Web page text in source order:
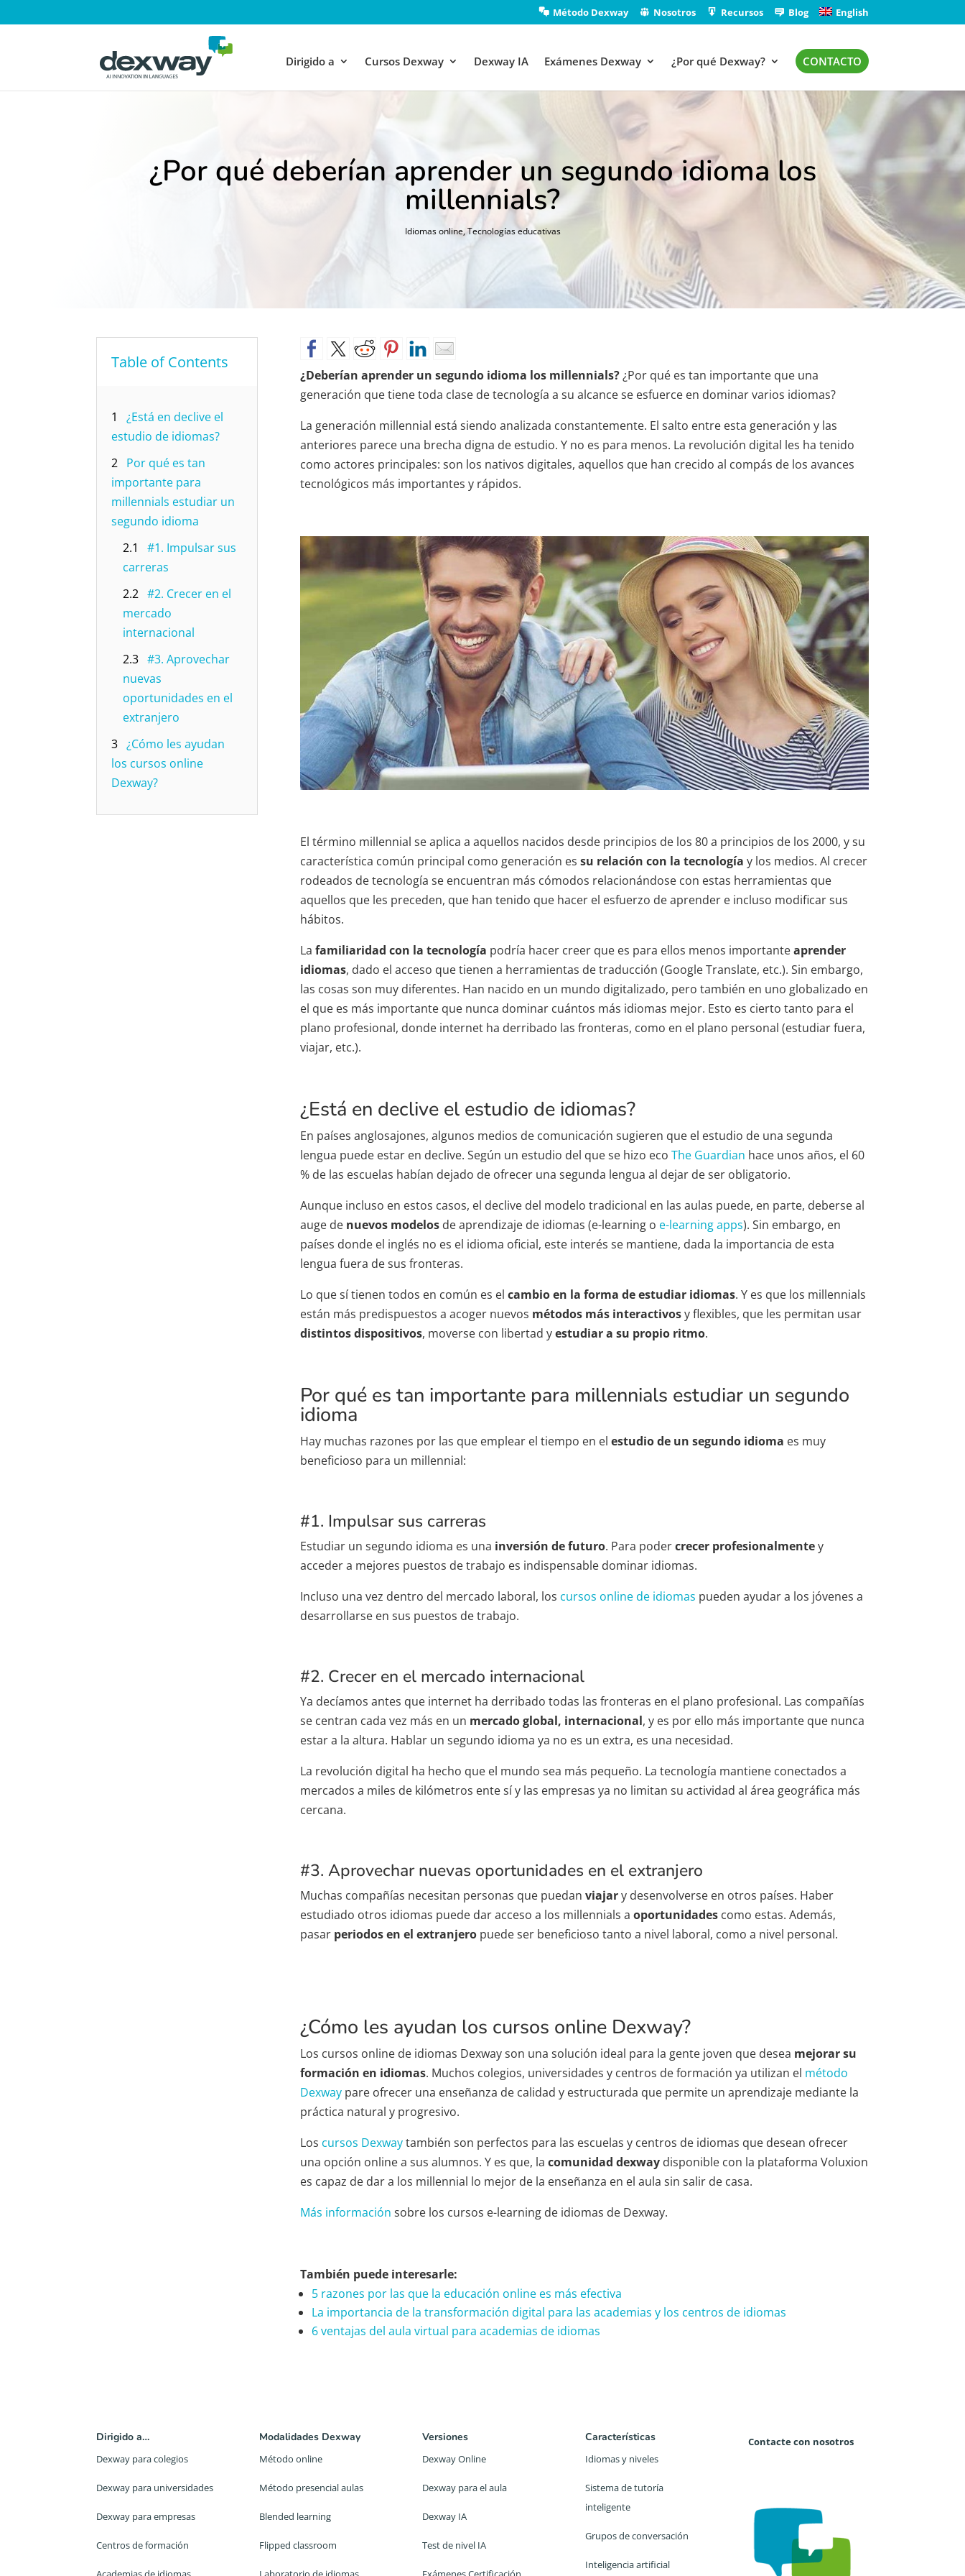
Método Dexway Nosotros Recursos Blog English
Dirigido a Cursos Dexway Dexway IA Exámenes Dexway ¿Por qué Dexway? CONTACTO
¿Por qué deberían aprender un segundo idioma los
millennials?
Idiomas online,Tecnologías educativas
Table of Contents
1
¿Está en declive el
estudio de idiomas?
2 Por qué es tan
importante para
millennials estudiar un
segundo idioma
2.1
#1. Impulsar sus
carreras
2.2 #2. Crecer en el
mercado
internacional
2.3 #3. Aprovechar
nuevas
oportunidades en el
extranjero
3 ¿Cómo les ayudan
los cursos online
Dexway?
¿Deberían aprender un segundo idioma los millennials?¿Por qué es tan importante que una
generación que tiene toda clase de tecnología a su alcance se esfuerce en dominar varios idiomas?
La generación millennial está siendo analizada constantemente. El salto entre esta generación y las
anteriores parece una brecha digna de estudio. Y no es para menos. La revolución digital les ha tenido
como actores principales: son los nativos digitales, aquellos que han crecido al compás de los avances
tecnológicos más importantes y rápidos.
El término millennial se aplica a aquellos nacidos desde principios de los 80 a principios de los 2000, y su
característica común principal como generación es su relación con la tecnología y los medios. Al crecer
rodeados de tecnología se encuentran más cómodos relacionándose con estas herramientas que
aquellos que les preceden, que han tenido que hacer el esfuerzo de aprender e incluso modificar sus
hábitos.
La familiaridad con la tecnología podría hacer creer que es para ellos menos importanteaprender
idiomas, dado el acceso que tienen a herramientas de traducción (Google Translate, etc.). Sin embargo,
las cosas son muy diferentes. Han nacido en un mundo digitalizado, pero también en uno globalizado en
el que es más importante que nunca dominar cuántos más idiomas mejor. Esto es cierto tanto para el
plano profesional, donde internet ha derribado las fronteras, como en el plano personal (estudiar fuera,
viajar, etc.).
¿Está en declive el estudio de idiomas?
En países anglosajones, algunos medios de comunicación sugieren que el estudio de una segunda
lengua puede estar en declive. Según un estudio del que se hizo eco The Guardian hace unos años, el 60
% de las escuelas habían dejado de ofrecer una segunda lengua al dejar de ser obligatorio.
Aunque incluso en estos casos, el declive del modelo tradicional en las aulas puede, en parte, deberse al
auge de nuevos modelosde aprendizaje de idiomas (e-learning o e-learning apps). Sin embargo, en
países donde el inglés no es el idioma oficial, este interés se mantiene, dada la importancia de esta
lengua fuera de sus fronteras.
Lo que sí tienen todos en común es el cambio en la forma de estudiar idiomas. Y es que los millennials
están más predispuestos a acoger nuevos métodos más interactivosy flexibles, que les permitan usar
distintos dispositivos, moverse con libertad yestudiar a su propio ritmo.
Por qué es tan importante para millennials estudiar un segundo
idioma
Hay muchas razones por las que emplear el tiempo en el estudio de un segundo idioma es muy
beneficioso para un millennial:
#1. Impulsar sus carreras
Estudiar un segundo idioma es una inversión de futuro. Para podercrecer profesionalmentey
acceder a mejores puestos de trabajo es indispensable dominar idiomas.
Incluso una vez dentro del mercado laboral, los cursos online de idiomas pueden ayudar a los jóvenes a
desarrollarse en sus puestos de trabajo.
#2. Crecer en el mercado internacional
Ya decíamos antes que internet ha derribado todas las fronteras en el plano profesional. Las compañías
se centran cada vez más en un mercado global, internacional, y es por ello más importante que nunca
estar a la altura. Hablar un segundo idioma ya no es un extra, es una necesidad.
La revolución digital ha hecho que el mundo sea más pequeño. La tecnología mantiene conectados a
mercados a miles de kilómetros ente sí y las empresas ya no limitan su actividad al área geográfica más
cercana.
#3. Aprovechar nuevas oportunidades en el extranjero
Muchas compañías necesitan personas que puedan viajary desenvolverse en otros países. Haber
estudiado otros idiomas puede dar acceso a los millennials a oportunidadescomo estas. Además,
pasar periodos en el extranjeropuede ser beneficioso tanto a nivel laboral, como a nivel personal.
¿Cómo les ayudan los cursos online Dexway?
Los cursos online de idiomas Dexway son una solución ideal para la gente joven que desea mejorar su
formación en idiomas. Muchos colegios, universidades y centros de formación ya utilizan el método
Dexwaypare ofrecer una enseñanza de calidad y estructurada que permite un aprendizaje mediante la
práctica natural y progresivo.
Los cursos Dexwaytambién son perfectos para las escuelas y centros de idiomas que desean ofrecer
una opción online a sus alumnos. Y es que, la comunidad dexwaydisponible con la plataforma Voluxion
es capaz de dar a los millennial lo mejor de la enseñanza en el aula sin salir de casa.
Más información sobre los cursos e-learning de idiomas de Dexway.
También puede interesarle:
5 razones por las que la educación online es más efectiva
La importancia de la transformación digital para las academias y los centros de idiomas
6 ventajas del aula virtual para academias de idiomas
Dirigido a…
Dexway para colegios
Dexway para universidades
Dexway para empresas
Centros de formación
Modalidades Dexway
Método online
Método presencial aulas
Blended learning
Flipped classroom
Versiones
Dexway Online
Dexway para el aula
Dexway IA
Test de nivel IA
Características
Idiomas y niveles
Sistema de tutoría
inteligente
Grupos de conversación
Inteligencia artificial
Contacte con nosotros